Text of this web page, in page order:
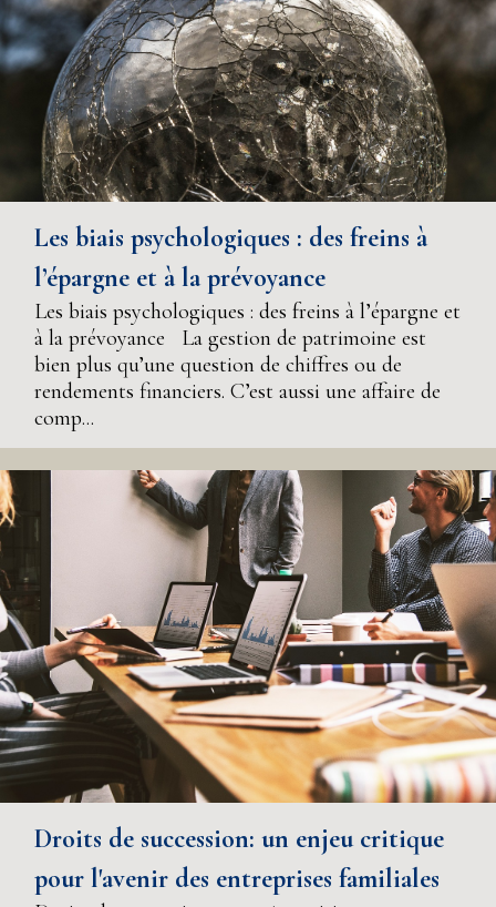
Les biais psychologiques : des freins à
l’épargne et à la prévoyance
Les biais psychologiques : des freins à l’épargne et
à la prévoyance La gestion de patrimoine est
bien plus qu’une question de chiffres ou de
rendements financiers. C’est aussi une affaire de
comp...
Droits de succession: un enjeu critique
pour l'avenir des entreprises familiales